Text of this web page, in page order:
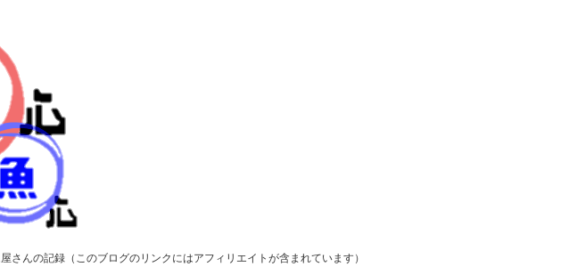
んの記録（このブログのリンクにはアフィリエイトが含まれています）